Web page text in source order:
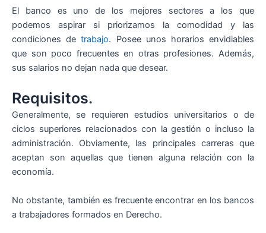
El banco es uno de los mejores sectores a los que
podemos aspirar si priorizamos la comodidad y las
condiciones detrabajo. Posee unos horarios envidiables
que son poco frecuentes en otras profesiones. Además,
sus salarios no dejan nada que desear.
Requisitos.
Generalmente, se requieren estudios universitarios o de
ciclos superiores relacionados con la gestión o incluso la
administración. Obviamente, las principales carreras que
aceptan son aquellas que tienen alguna relación con la
economía.
No obstante, también es frecuente encontrar en los bancos
a trabajadores formados en Derecho.